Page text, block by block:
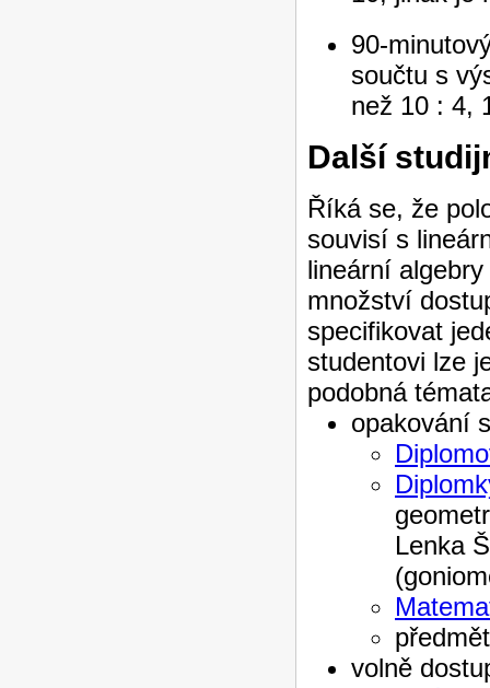
90-
součtu s
než 10 : 4,
Další
Říká se, že
souvisí s
lineární
množství
specifikovat
studentovi lze
podobná
opakování
Lenka
volně